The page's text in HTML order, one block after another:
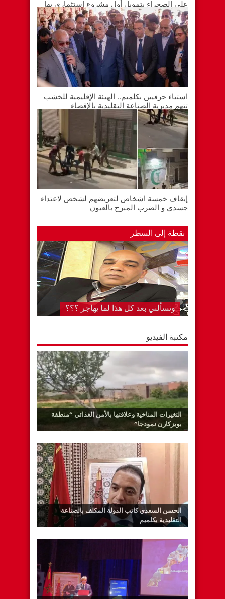
على الصحراء بتمويل أول مشروع استثماري بها
استياء حرفيين بكلميم.. الهيئة الإقليمية للخشب
تتهم مديرية الصناعة التقليدية بالإقصاء
إيقاف خمسة اشخاص لتعريضهم لشخص لاعتداء
جسدي و الضرب المبرح بالعيون
نقطة إلى السطر
المستشفى الجهوي بكلميم..لا تزال دار
لقمان على حالها رغم….. “قل كلمتك
وامض”
مكتبة الفيديو
التغيرات المناخية وعلاقتها بالأمن الغذائي “منطقة
بويزكارن نمودجا”
الحسن السعدي كاتب الدولة المكلف بالصناعة
التقليدية بكلميم